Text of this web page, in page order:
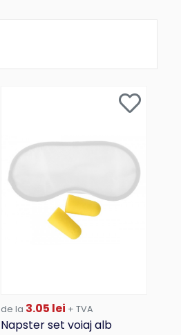
de la 3.05 lei + TVA
Napster set voiaj alb